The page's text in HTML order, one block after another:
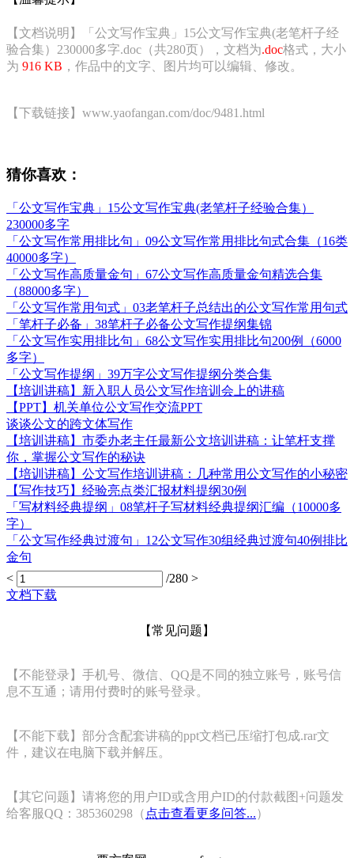
【文档说明】「公文写作宝典」15公文写作宝典(老笔杆子经
验合集）230000多字.doc（共280页），文档为.doc格式，大小
为 916 KB ，作品中的文字、图片均可以编辑、修改。
【下载链接】www.yaofangan.com/doc/9481.html
猜你喜欢：
「公文写作宝典」15公文写作宝典(老笔杆子经验合集）
230000多字
「公文写作常用排比句」09公文写作常用排比句式合集（16类
40000多字）
「公文写作高质量金句」67公文写作高质量金句精选合集
（88000多字）
「公文写作常用句式」03老笔杆子总结出的公文写作常用句式
「笔杆子必备」38笔杆子必备公文写作提纲集锦
「公文写作实用排比句」68公文写作实用排比句200例（6000
多字）
「公文写作提纲」39万字公文写作提纲分类合集
【培训讲稿】新入职人员公文写作培训会上的讲稿
【PPT】机关单位公文写作交流PPT
谈谈公文的跨文体写作
【培训讲稿】市委办老主任最新公文培训讲稿：让笔杆支撑
你，掌握公文写作的秘诀
【培训讲稿】公文写作培训讲稿：几种常用公文写作的小秘密
【写作技巧】经验亮点类汇报材料提纲30例
「写材料经典提纲」08笔杆子写材料经典提纲汇编（10000多
字）
「公文写作经典过渡句」12公文写作30组经典过渡句40例排比
金句
<
/280 >
文档下载
【常见问题】
【不能登录】手机号、微信、QQ是不同的独立账号，账号信
息不互通；请用付费时的账号登录。
【不能下载】部分含配套讲稿的ppt文档已压缩打包成.rar文
件，建议在电脑下载并解压。
【其它问题】请将您的用户ID或含用户ID的付款截图+问题发
给客服QQ：385360298（ 点击查看更多问答...）